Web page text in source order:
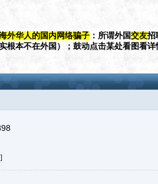
外华人的国内网络骗子 ：所谓外国交友招
根本不在外国）；鼓动点击某处看图看